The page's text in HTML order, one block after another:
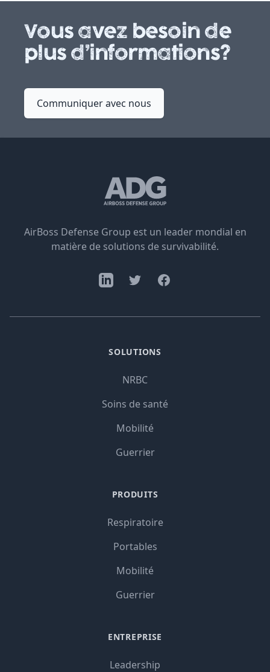
Vous avez besoin de
plus d’informations?
Communiquer avec nous
AirBoss Defense Group est un leader mondial en
matière de solutions de survivabilité.
SOLUTIONS
NRBC
Soins de santé
Mobilité
Guerrier
PRODUITS
Respiratoire
Portables
Mobilité
Guerrier
ENTREPRISE
Leadership